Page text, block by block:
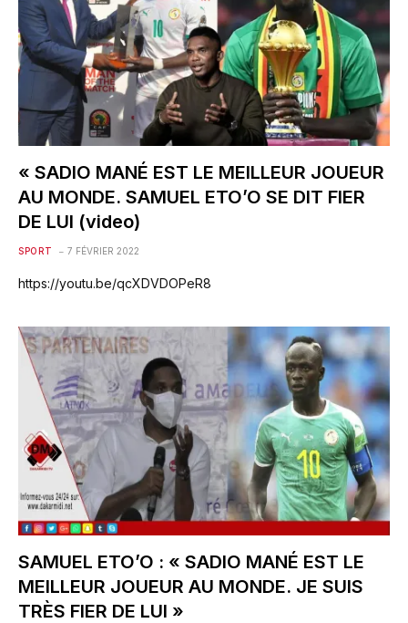
« SADIO MANÉ EST LE MEILLEUR JOUEUR
AU MONDE. SAMUEL ETO’O SE DIT FIER
DE LUI (video)
SPORT 7 FÉVRIER 2022
https://youtu.be/qcXDVDOPeR8
SAMUEL ETO’O : « SADIO MANÉ EST LE
MEILLEUR JOUEUR AU MONDE. JE SUIS
TRÈS FIER DE LUI »